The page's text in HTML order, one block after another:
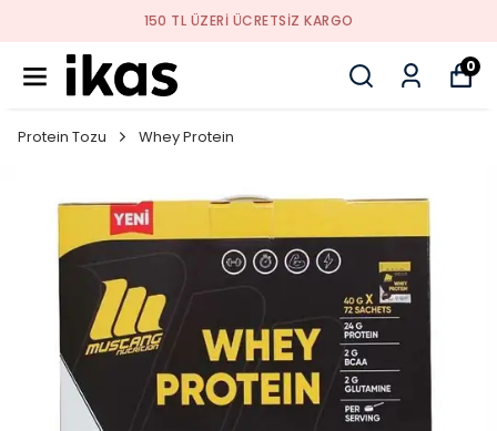
YENI SEZON ÜRÜNLER
0
Protein Tozu Whey Protein